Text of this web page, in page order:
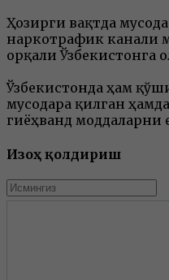
Ҳозирги вақтда
наркотрафик канали
орқали Ўзбекистонга
Ўзбекистонда ҳам
мусодара қилган
гиёҳванд
Изоҳ қолдириш